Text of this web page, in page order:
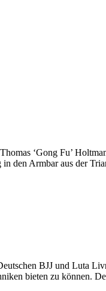
‘Gong Fu’
in den Armbar aus der
BJJ und Luta
bieten zu können.